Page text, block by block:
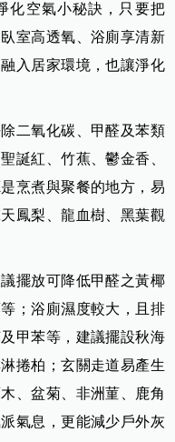
化空氣小秘訣，只要把
室高透氧、浴廁享清新
入居家環境，也讓淨化
二氧化碳、甲醛及苯類
誕紅、竹蕉、鬱金香、
烹煮與聚餐的地方，易
鳳梨、龍血樹、黑葉觀
擺放可降低甲醛之黃椰
；浴廁濕度較大，且排
甲苯等，建議擺設秋海
捲柏；玄關走道易產生
、盆菊、非洲菫、鹿角
氣息，更能減少戶外灰